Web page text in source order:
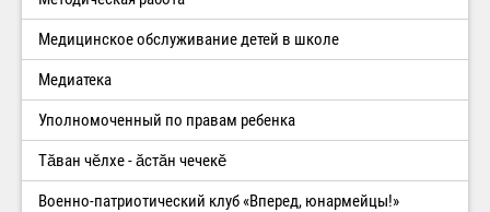
Медицинское обслуживание детей в школе
Медиатека
Уполномоченный по правам ребенка
Тăван чĕлхе - ăстăн чечекĕ
Военно-патриотический клуб «Вперед, юнармейцы!»